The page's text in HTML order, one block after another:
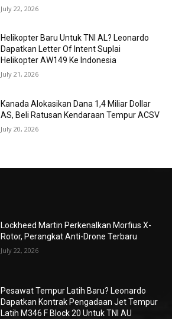
July 22, 2026
Helikopter Baru Untuk TNI AL? Leonardo
Dapatkan Letter Of Intent Suplai
Helikopter AW149 Ke Indonesia
July 21, 2026
Kanada Alokasikan Dana 1,4 Miliar Dollar
AS, Beli Ratusan Kendaraan Tempur ACSV
July 20, 2026
Lockheed Martin Perkenalkan Morfius X-
Rotor, Perangkat Anti-Drone Terbaru
July 22, 2026
Pesawat Tempur Latih Baru? Leonardo
Dapatkan Kontrak Pengadaan Jet Tempur
Latih M346 F Block 20 Untuk TNI AU